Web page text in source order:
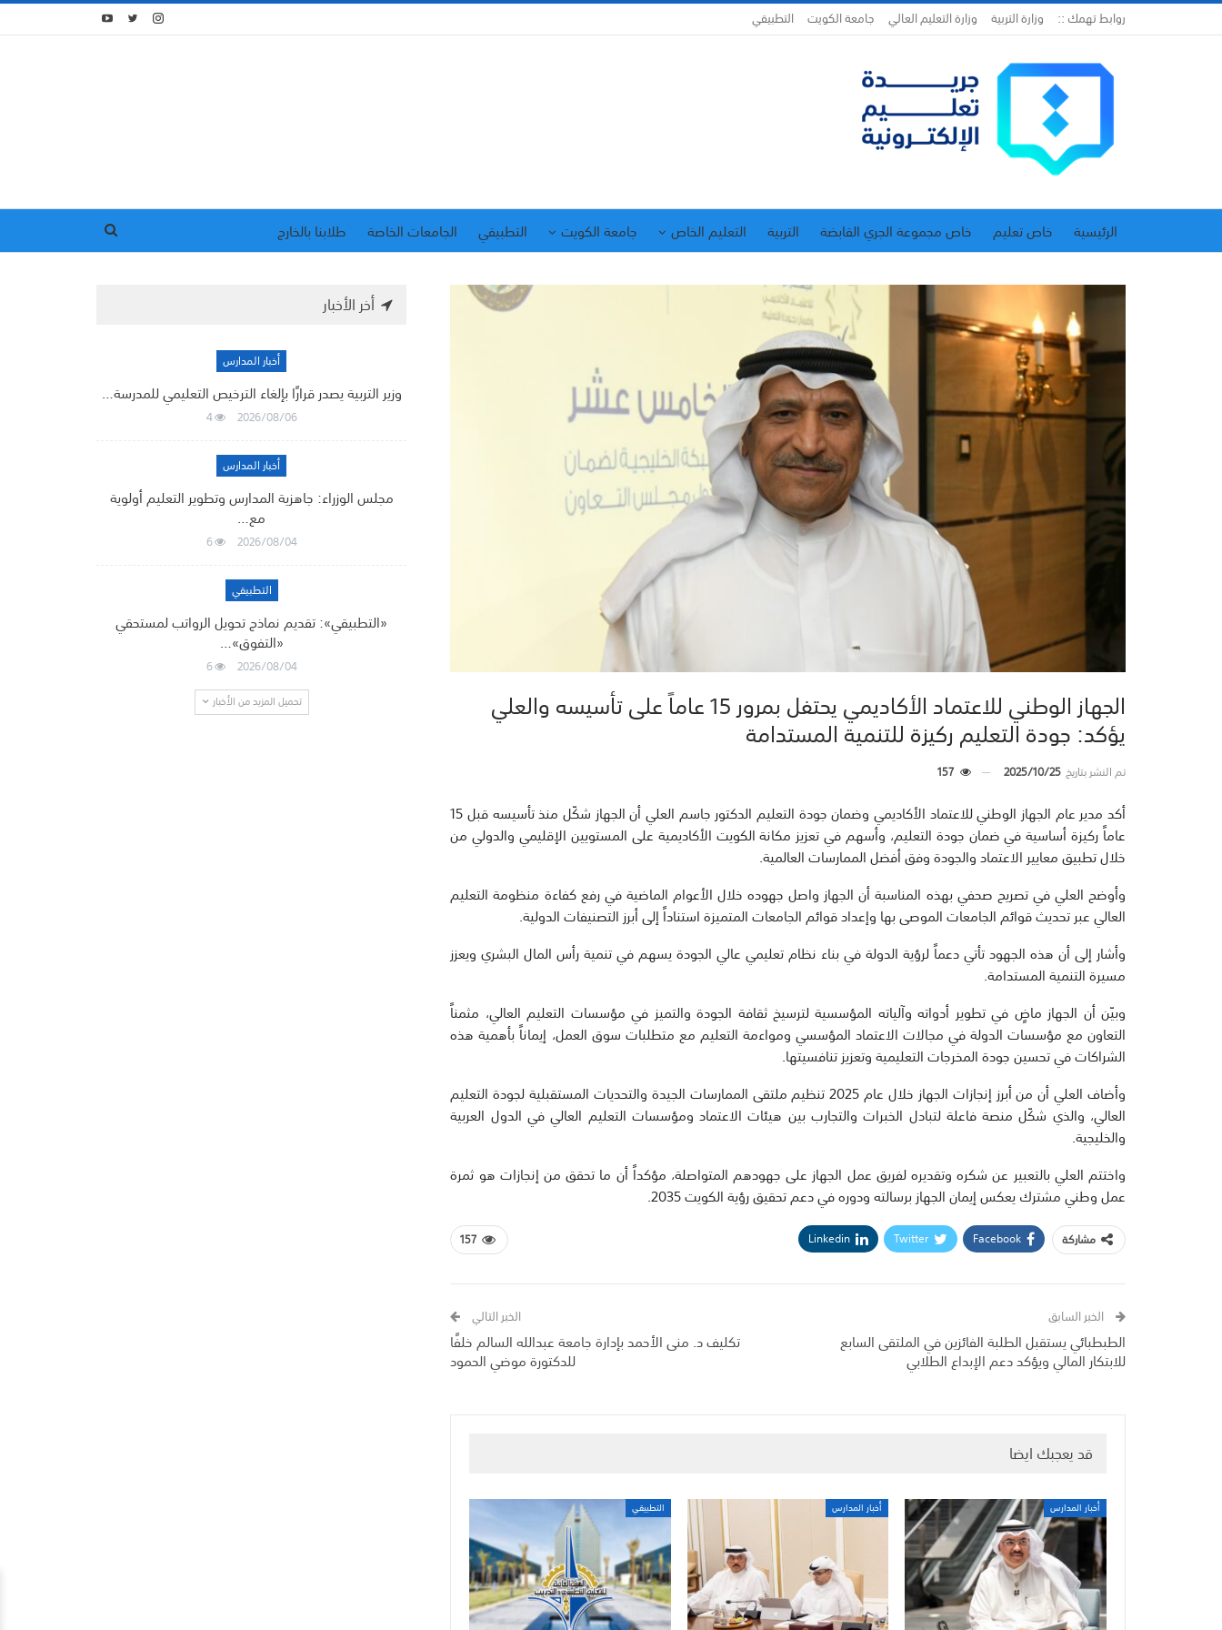
روابط تهمك :: وزارة التربية وزارة التعليم العالي جامعة الكويت التطبيقي
الرئيسية خاص تعليم خاص مجموعة الجري القابضة التربية التعليم الخاص جامعة الكويت التطبيقي الجامعات الخاصة
طلابنا بالخارج
الجهاز الوطني للاعتماد الأكاديمي يحتفل بمرور 15 عاماً على تأسيسه والعلي
يؤكد: جودة التعليم ركيزة للتنمية المستدامة
تم النشر بتاريخ2025/10/25
157
أكد مدير عام الجهاز الوطني للاعتماد الأكاديمي وضمان جودة التعليم الدكتور جاسم العلي أن الجهاز شكّل منذ تأسيسه قبل 15
عاماً ركيزة أساسية في ضمان جودة التعليم، وأسهم في تعزيز مكانة الكويت الأكاديمية على المستويين الإقليمي والدولي من
خلال تطبيق معايير الاعتماد والجودة وفق أفضل الممارسات العالمية.
وأوضح العلي في تصريح صحفي بهذه المناسبة أن الجهاز واصل جهوده خلال الأعوام الماضية في رفع كفاءة منظومة التعليم
العالي عبر تحديث قوائم الجامعات الموصى بها وإعداد قوائم الجامعات المتميزة استناداً إلى أبرز التصنيفات الدولية.
وأشار إلى أن هذه الجهود تأتي دعماً لرؤية الدولة في بناء نظام تعليمي عالي الجودة يسهم في تنمية رأس المال البشري ويعزز
مسيرة التنمية المستدامة.
وبيّن أن الجهاز ماضٍ في تطوير أدواته وآلياته المؤسسية لترسيخ ثقافة الجودة والتميز في مؤسسات التعليم العالي، مثمناً
التعاون مع مؤسسات الدولة في مجالات الاعتماد المؤسسي ومواءمة التعليم مع متطلبات سوق العمل، إيماناً بأهمية هذه
الشراكات في تحسين جودة المخرجات التعليمية وتعزيز تنافسيتها.
وأضاف العلي أن من أبرز إنجازات الجهاز خلال عام 2025 تنظيم ملتقى الممارسات الجيدة والتحديات المستقبلية لجودة التعليم
العالي، والذي شكّل منصة فاعلة لتبادل الخبرات والتجارب بين هيئات الاعتماد ومؤسسات التعليم العالي في الدول العربية
والخليجية.
واختتم العلي بالتعبير عن شكره وتقديره لفريق عمل الجهاز على جهودهم المتواصلة، مؤكداً أن ما تحقق من إنجازات هو ثمرة
عمل وطني مشترك يعكس إيمان الجهاز برسالته ودوره في دعم تحقيق رؤية الكويت 2035.
157 مشاركة Facebook
Twitter
Linkedin
الخبر السابق
الطبطبائي يستقبل الطلبة الفائزين في الملتقى السابع
للابتكار المالي ويؤكد دعم الإبداع الطلابي
الخبر التالي
تكليف د. منى الأحمد بإدارة جامعة عبدالله السالم خلفًا
للدكتورة موضي الحمود
قد يعجبك ايضا
أخبار المدارس أخبار المدارس التطبيقي
أخر الأخبار
أخبار المدارس
وزير التربية يصدر قرارًا بإلغاء الترخيص التعليمي للمدرسة…
2026/08/06
4
أخبار المدارس
مجلس الوزراء: جاهزية المدارس وتطوير التعليم أولوية
مع…
2026/08/04
6
التطبيقي
«التطبيقي»: تقديم نماذج تحويل الرواتب لمستحقي
«التفوق»…
2026/08/04
6
تحميل المزيد من الأخبار